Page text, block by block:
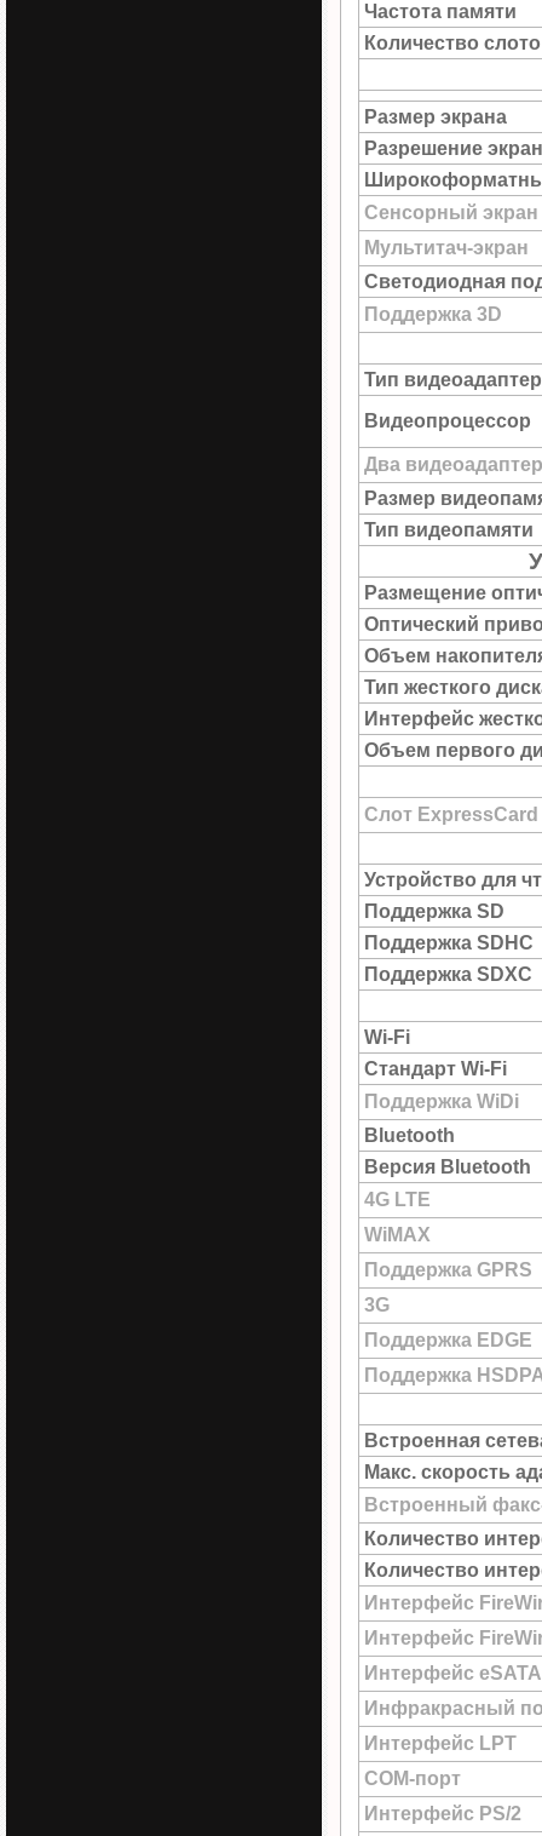
Частота памяти
Количество
Размер экрана
Разрешение
Сенсорный экран
Мультитач-экран
Светодиодная
Поддержка 3D
Тип
Видеопроцессор
Два
Размер
Тип видеопамяти
Размещение
Оптический
Объем
Тип жесткого
Интерфейс
Объем первого
Слот ExpressCard
Устройство для
Поддержка SD
Поддержка SDHC
Поддержка SDXC
Wi-Fi
Стандарт Wi-Fi
Поддержка WiDi
Bluetooth
Версия Bluetooth
4G LTE
WiMAX
Поддержка GPRS
3G
Поддержка EDGE
Поддержка
Встроенная
Макс. скорость
Встроенный
Количество
Количество
Интерфейс
Интерфейс
Интерфейс eSATA
Инфракрасный
Интерфейс LPT
COM-порт
Интерфейс PS/2